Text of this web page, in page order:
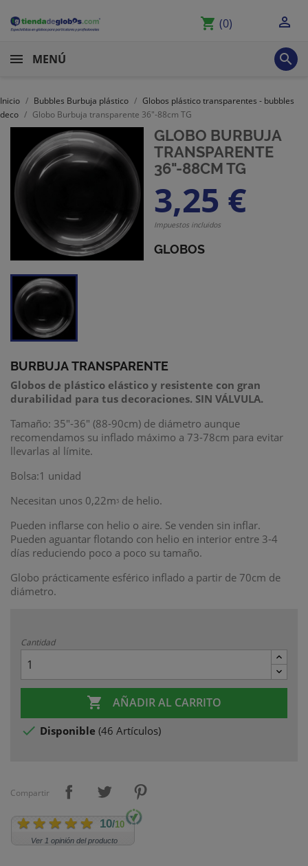
shopping_cart (0) 
MENÚ 
Inicio Bubbles Burbuja plástico
Globos plástico transparentes - bubbles
deco
Globo Burbuja transparente 36"-88cm TG
GLOBO BURBUJA
TRANSPARENTE
36"-88CM TG
3,25 €
Impuestos incluidos
GLOBOS
BURBUJATRANSPARENTE
Globos de plástico elástico y resistente con gran
durabilidad para tus decoraciones. SIN VÁLVULA.
Tamaño: 35"-36" (88-90cm) de diámetro aunque
recomendamos su inflado máximo a 73-78cm para evitar
llevarlas al límite.
Bolsa:1 unidad
Necesitan unos 0,22mᶾ de helio.
Pueden inflarse con helio o aire. Se venden sin inflar.
Pueden aguantar flotando con helio en interior entre 3-4
días reduciendo poco a poco su tamaño.
Globo prácticamente esférico inflado a partir de 70cm de
diámetro.
Cantidad
 AÑADIR AL CARRITO
 Disponible (46 Artículos)
Compartir
10/10
Ver 1 opinión del producto